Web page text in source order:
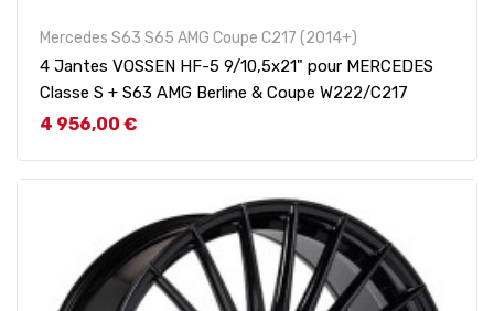
Mercedes S63 S65 AMG Coupe C217 (2014+)
4 Jantes VOSSEN HF-5 9/10,5x21" pour MERCEDES
Classe S + S63 AMG Berline & Coupe W222/C217
Prix
4 956,00 €